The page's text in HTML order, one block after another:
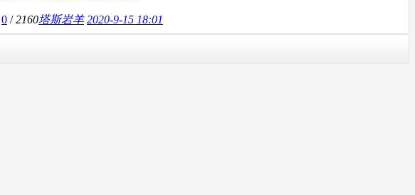
0 /2160塔斯岩羊 2020-9-15 18:01